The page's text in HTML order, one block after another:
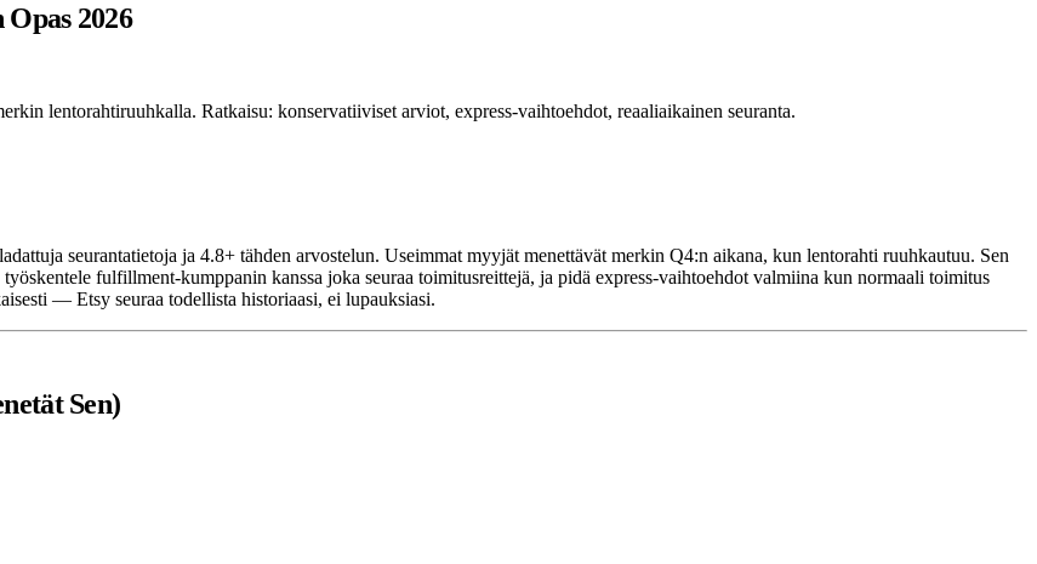
2026
lentorahtiruuhkalla. Ratkaisu: konservatiiviset arviot, express-vaihtoehdot, reaaliaikainen seuranta.
seurantatietoja ja 4.8+ tähden arvostelun. Useimmat myyjät menettävät merkin Q4:n aikana, kun lentorahti ruuhkautuu. Sen
fulfillment-kumppanin kanssa joka seuraa toimitusreittejä, ja pidä express-vaihtoehdot valmiina kun normaali toimitus
— Etsy seuraa todellista historiaasi, ei lupauksiasi.
Sen)